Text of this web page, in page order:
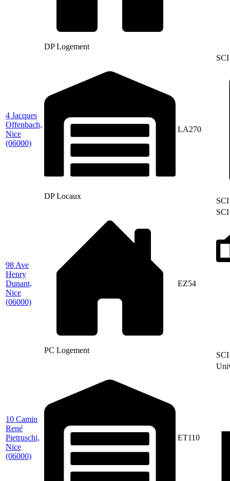
DP Logement
4 Jacques
Offenbach,
Nice
(06000)
DP Locaux
LA270
SCI
98 Ave
Henry
Dunant,
Nice
(06000)
PC Logement
EZ54
SCI
10 Camin
René
Pietruschi,
Nice
(06000)
ET110